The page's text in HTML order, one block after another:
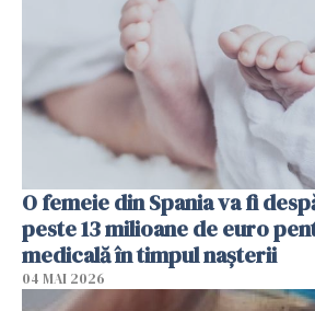
O femeie din Spania va fi
peste 13 milioane de euro
medicală în timpul naşterii
04 MAI 2026